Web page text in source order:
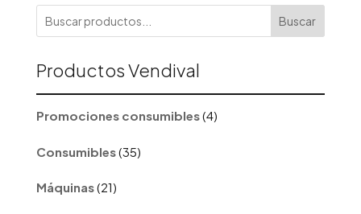
Buscar
Productos Vendival
Promociones consumibles 44
productos
Consumibles 35
productos
Máquinas 2121
productos